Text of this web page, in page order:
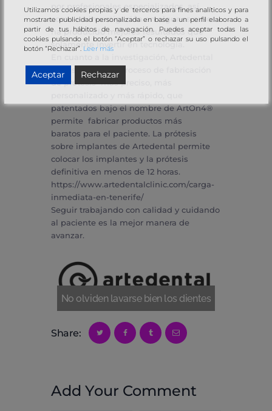
por profesionales especializados, así
como en investigación en algunos casos
ha producido mejores resultados que
solamente invertir en tecnología.
ha diseñado un proceso de fabricación
de prótesis más preciso, más
patentados bajo el nombre de ArtOn4®
permite fabricar productos más
baratos para el paciente. La prótesis
sobre implantes de Artedental permite
colocar los implantes y la prótesis
definitiva en menos de 12 horas.
https://www.artedentalclinic.com/carga-
inmediata-en-tenerife/
Seguir trabajando con calidad y cuidando
al paciente es la mejor manera de
avanzar.
No olviden lavarse bien los dientes
Share:
Add Your Comment
Utilizamos cookies propias y de terceros para fines analíticos y para
mostrarte publicidad personalizada en base a un perfil elaborado a
partir de tus hábitos de navegación. Puedes aceptar todas las
cookies pulsando el botón “Aceptar” o rechazar su uso pulsando el
botón “Rechazar”. Leer más
Aceptar Rechazar